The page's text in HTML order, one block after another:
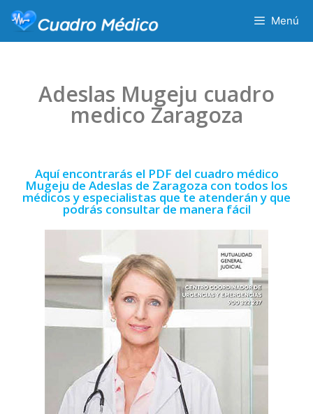
Menú
Adeslas Mugeju cuadro
medico Zaragoza
Aquí encontrarás el PDF del cuadro médico
Mugeju de Adeslas de Zaragoza con todos los
médicos y especialistas que te atenderán y que
podrás consultar de manera fácil